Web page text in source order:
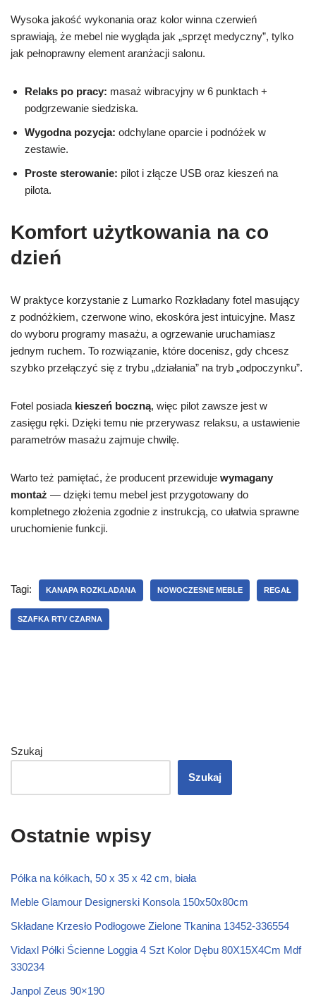
Wysoka jakość wykonania oraz kolor winna czerwień
sprawiają, że mebel nie wygląda jak „sprzęt medyczny”, tylko
jak pełnoprawny element aranżacji salonu.
Relaks po pracy: masaż wibracyjny w 6 punktach +
podgrzewanie siedziska.
Wygodna pozycja: odchylane oparcie i podnóżek w
zestawie.
Proste sterowanie: pilot i złącze USB oraz kieszeń na
pilota.
Komfort użytkowania na co
dzień
W praktyce korzystanie z Lumarko Rozkładany fotel masujący
z podnóżkiem, czerwone wino, ekoskóra jest intuicyjne. Masz
do wyboru programy masażu, a ogrzewanie uruchamiasz
jednym ruchem. To rozwiązanie, które docenisz, gdy chcesz
szybko przełączyć się z trybu „działania” na tryb „odpoczynku”.
Fotel posiada kieszeń boczną, więc pilot zawsze jest w
zasięgu ręki. Dzięki temu nie przerywasz relaksu, a ustawienie
parametrów masażu zajmuje chwilę.
Warto też pamiętać, że producent przewiduje wymagany
montaż — dzięki temu mebel jest przygotowany do
kompletnego złożenia zgodnie z instrukcją, co ułatwia sprawne
uruchomienie funkcji.
Tagi: KANAPA ROZKLADANA NOWOCZESNE MEBLE REGAŁ
SZAFKA RTV CZARNA
Szukaj
Szukaj
Ostatnie wpisy
Półka na kółkach, 50 x 35 x 42 cm, biała
Meble Glamour Designerski Konsola 150x50x80cm
Składane Krzesło Podłogowe Zielone Tkanina 13452-336554
Vidaxl Półki Ścienne Loggia 4 Szt Kolor Dębu 80X15X4Cm Mdf
330234
Janpol Zeus 90×190